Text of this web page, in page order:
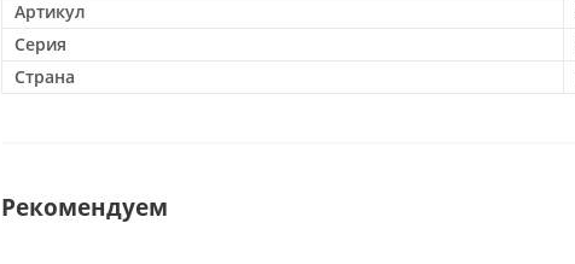
Артикул
Серия
Страна
Рекомендуем